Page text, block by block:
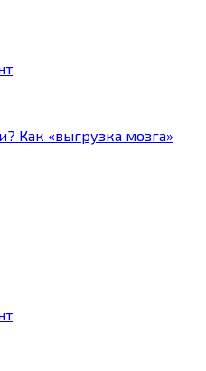
Как «выгрузка мозга»